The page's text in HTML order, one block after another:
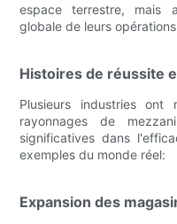
espace terrestre, mais
globale de leurs
Histoires de réussite
Plusieurs industries
rayonnages de
significatives dans
exemples du monde réel:
Expansion des